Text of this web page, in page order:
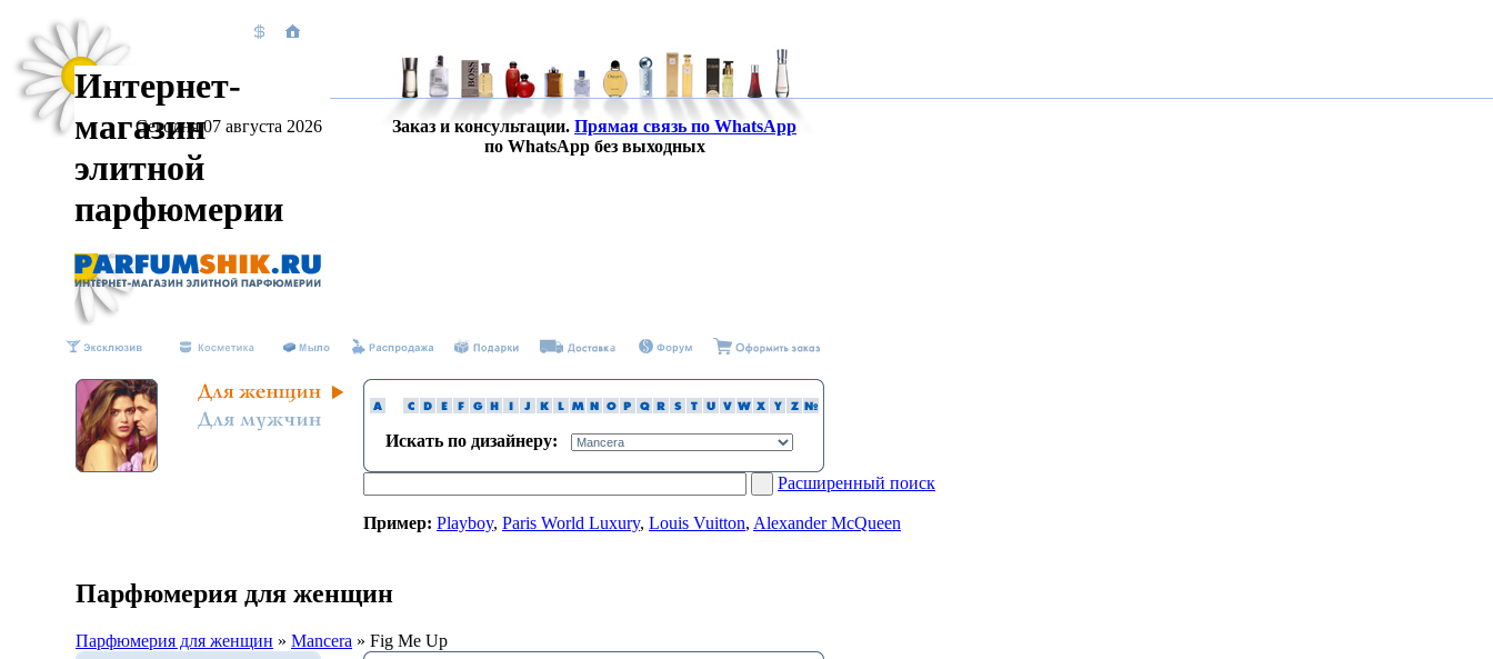
Интернет-
магазин
элитной
парфюмерии
Сегодня 07 августа 2026 Заказ и консультации. Прямая связь по WhatsApp
по WhatsApp без выходных
Искать по дизайнеру:
Расширенный поиск
Пример: Playboy, Paris World Luxury, Louis Vuitton, Alexander McQueen
Парфюмерия для женщин
Парфюмерия для женщин » Mancera » Fig Me Up